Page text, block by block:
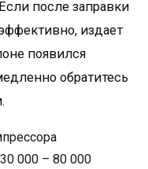
Если после заправки
издает
появился
обратитесь
000 – 80 000